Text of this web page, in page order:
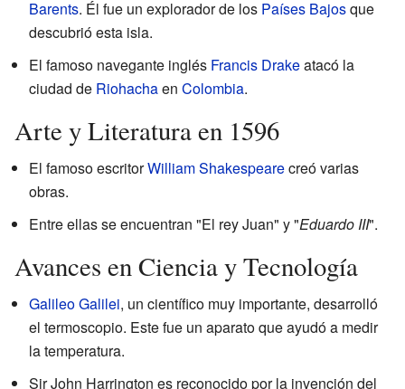
Barents. Él fue un explorador de los Países Bajosque
descubrió esta isla.
El famoso navegante inglés Francis Drakeatacó la
ciudad de Riohachaen Colombia.
Arte y Literatura en 1596
El famoso escritorWilliam Shakespearecreó varias
obras.
Entre ellas se encuentran "El rey Juan" y "Eduardo III".
Avances en Ciencia y Tecnología
Galileo Galilei, un científico muy importante, desarrolló
el termoscopio. Este fue un aparato que ayudó a medir
la temperatura.
Sir John Harrington es reconocido por la invención del